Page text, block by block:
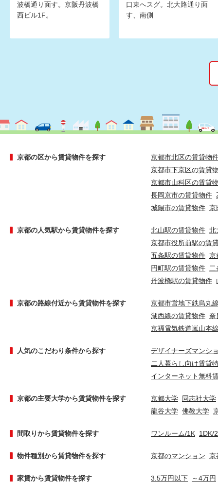
波橋通り面す。京阪丹波橋
西ビル1F。
口東へスグ。北大路通り面
す、南側
京都の区から賃貸物件を探す
京都市北区の賃貸物
京都市下京区の賃貸
京都市山科区の賃貸
長岡京市の賃貸物件
城陽市の賃貸物件 京
京都の人気駅から賃貸物件を探す 北山駅の賃貸物件 北
京都市役所前駅の賃
五条駅の賃貸物件 京
円町駅の賃貸物件
丹波橋駅の賃貸物件
京都の路線付近から賃貸物件を探す
京都市営地下鉄烏丸
湖西線の賃貸物件 奈
京福電気鉄道嵐山本
人気のこだわり条件から探す
デザイナーズマンシ
二人暮らし向け賃貸
インターネット無料
京都の主要大学から賃貸物件を探す 京都大学 同志社大学
龍谷大学 佛教大学
間取りから賃貸物件を探す ワンルーム/1K 1DK/
物件種別から賃貸物件を探す 京都のマンション 京
家賃から賃貸物件を探す 3.5万円以下 ～4万円